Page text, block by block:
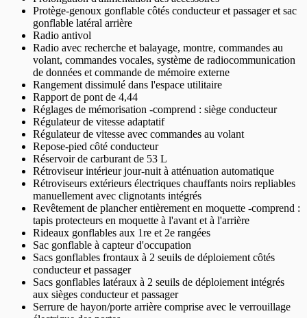
Protège-genoux gonflable côtés conducteur et passager et sac
gonflable latéral arrière
Radio antivol
Radio avec recherche et balayage, montre, commandes au
volant, commandes vocales, système de radiocommunication
de données et commande de mémoire externe
Rangement dissimulé dans l'espace utilitaire
Rapport de pont de 4,44
Réglages de mémorisation -comprend : siège conducteur
Régulateur de vitesse adaptatif
Régulateur de vitesse avec commandes au volant
Repose-pied côté conducteur
Réservoir de carburant de 53 L
Rétroviseur intérieur jour-nuit à atténuation automatique
Rétroviseurs extérieurs électriques chauffants noirs repliables
manuellement avec clignotants intégrés
Revêtement de plancher entièrement en moquette -comprend :
tapis protecteurs en moquette à l'avant et à l'arrière
Rideaux gonflables aux 1re et 2e rangées
Sac gonflable à capteur d'occupation
Sacs gonflables frontaux à 2 seuils de déploiement côtés
conducteur et passager
Sacs gonflables latéraux à 2 seuils de déploiement intégrés
aux sièges conducteur et passager
Serrure de hayon/porte arrière comprise avec le verrouillage